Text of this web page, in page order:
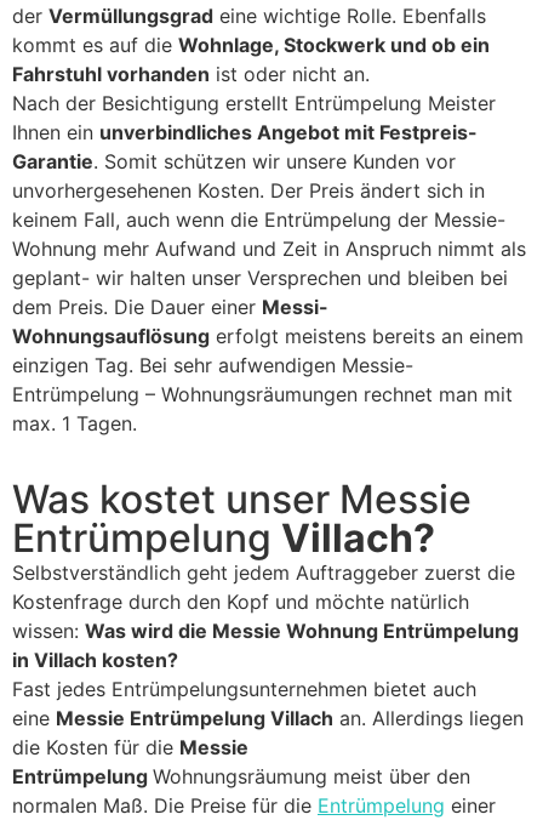
der Vermüllungsgrad eine wichtige Rolle. Ebenfalls
kommt es auf die Wohnlage, Stockwerk und ob ein
Fahrstuhl vorhanden ist oder nicht an.
Nach der Besichtigung erstellt Entrümpelung Meister
Ihnen ein unverbindliches Angebot mit Festpreis-
Garantie. Somit schützen wir unsere Kunden vor
unvorhergesehenen Kosten. Der Preis ändert sich in
keinem Fall, auch wenn die Entrümpelung der Messie-
Wohnung mehr Aufwand und Zeit in Anspruch nimmt als
geplant- wir halten unser Versprechen und bleiben bei
dem Preis. Die Dauer einer Messi-
Wohnungsauflösung erfolgt meistens bereits an einem
einzigen Tag. Bei sehr aufwendigen Messie-
Entrümpelung – Wohnungsräumungen rechnet man mit
max. 1 Tagen.
Was kostet unser Messie
Entrümpelung Villach?
Selbstverständlich geht jedem Auftraggeber zuerst die
Kostenfrage durch den Kopf und möchte natürlich
wissen: Was wird die Messie Wohnung Entrümpelung
in Villach kosten?
Fast jedes Entrümpelungsunternehmen bietet auch
eine Messie Entrümpelung Villach an. Allerdings liegen
die Kosten für die Messie
Entrümpelung Wohnungsräumung meist über den
normalen Maß. Die Preise für die Entrümpelung einer